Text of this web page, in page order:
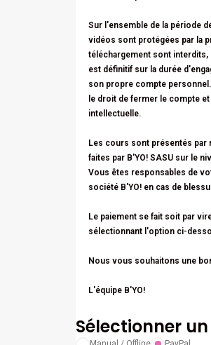
Sur l'ensemble de la période
vidéos sont protégées par la
téléchargement sont interdits,
est définitif sur la durée
son propre compte
le droit de fermer le compte
intellectuelle.
Les cours sont présentés par
faites par B'YO! SASU sur le
Vous êtes responsables de
société B'YO! en cas de
Le paiement se fait soit par
sélectionnant l'option ci-
Nous vous souhaitons une
L'équipe B'YO!
Sélectionner